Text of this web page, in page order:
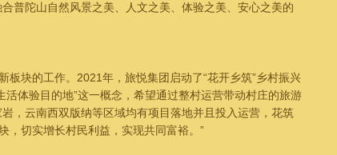
普陀山自然风景之美、人文之美、体验之美、安心之美的
块的工作。2021年，旅悦集团启动了“花开乡筑”乡村振兴
体验目的地”这一概念，希望通过整村运营带动村庄的旅游
，云南西双版纳等区域均有项目落地并且投入运营，花筑
，切实增长村民利益，实现共同富裕。”